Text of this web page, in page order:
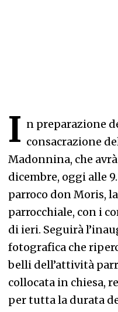
I n preparazione
consacrazione
Madonnina, che
dicembre, oggi alle
parroco don Moris,
parrocchiale, con i
di ieri. Seguirà
fotografica che
belli dell’attività
collocata in chiesa,
per tutta la durata